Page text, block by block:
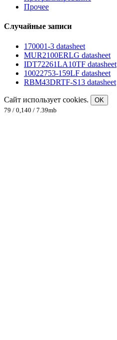
Прочее
Случайные записи
170001-3 datasheet
MUR2100ERLG datasheet
IDT72261LA10TF datasheet
10022753-159LF datasheet
RBM43DRTF-S13 datasheet
Сайт использует cookies.
OK
79 / 0,140 / 7.39mb